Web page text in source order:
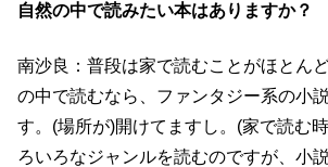
自然の中で読みたい本はありますか？
南沙良：普段は家で読むことがほとん
の中で読むなら、ファンタジー系の小
す。(場所が)開けてますし。(家で読む
ろいろなジャンルを読むのですが、小